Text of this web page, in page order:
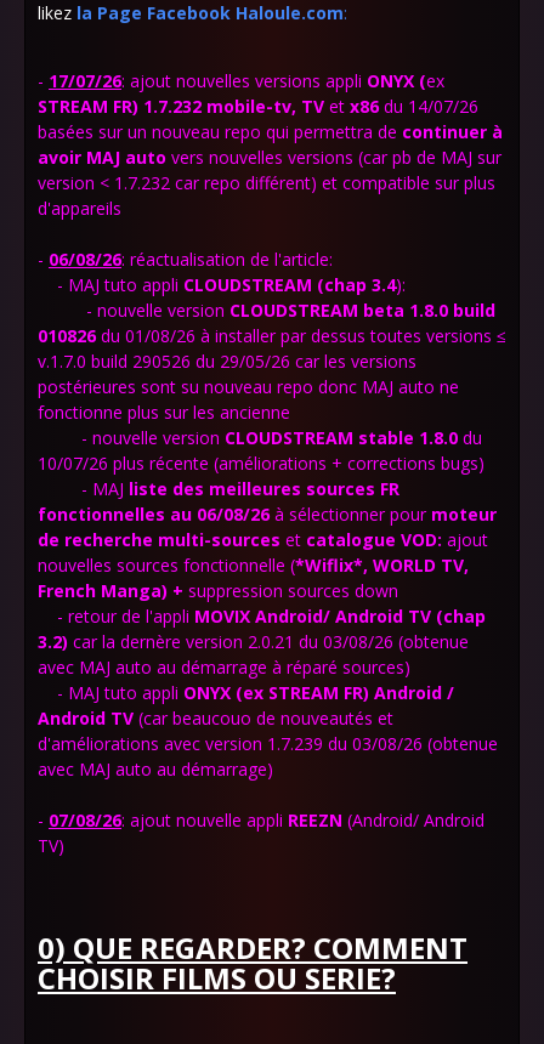
likez la Page Facebook Haloule.com:
- 17/07/26: ajout nouvelles versions appli ONYX (ex
STREAM FR) 1.7.232 mobile-tv, TV et x86 du 14/07/26
basées sur un nouveau repo qui permettra de continuer à
avoir MAJ auto vers nouvelles versions (car pb de MAJ sur
version < 1.7.232 car repo différent) et compatible sur plus
d'appareils
- 06/08/26: réactualisation de l'article:
- MAJ tuto appli CLOUDSTREAM (chap 3.4):
- nouvelle version CLOUDSTREAM beta 1.8.0 build
010826 du 01/08/26 à installer par dessus toutes versions ≤
v.1.7.0 build 290526 du 29/05/26 car les versions
postérieures sont su nouveau repo donc MAJ auto ne
fonctionne plus sur les ancienne
- nouvelle version CLOUDSTREAM stable 1.8.0 du
10/07/26 plus récente (améliorations + corrections bugs)
- MAJ liste des meilleures sources FR
fonctionnelles au 06/08/26 à sélectionner pour moteur
de recherche multi-sources et catalogue VOD: ajout
nouvelles sources fonctionnelle (*Wiflix*, WORLD TV,
French Manga) + suppression sources down
- retour de l'appli MOVIX Android/ Android TV (chap
3.2) car la dernère version 2.0.21 du 03/08/26 (obtenue
avec MAJ auto au démarrage à réparé sources)
- MAJ tuto appli ONYX (ex STREAM FR) Android /
Android TV (car beaucouo de nouveautés et
d'améliorations avec version 1.7.239 du 03/08/26 (obtenue
avec MAJ auto au démarrage)
- 07/08/26: ajout nouvelle appli REEZN (Android/ Android
TV)
0) QUE REGARDER? COMMENT
CHOISIR FILMS OU SERIE?